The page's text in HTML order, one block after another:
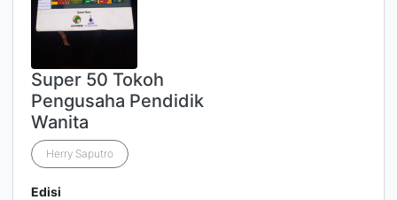
Super 50 Tokoh
Pengusaha Pendidik
Wanita
Herry Saputro
Edisi